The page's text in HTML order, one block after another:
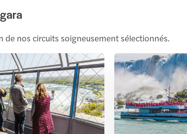
de nos circuits soigneusement sélectionnés.